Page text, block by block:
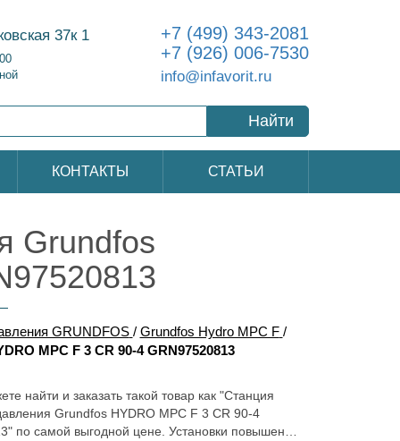
37к 1
+7 (499) 343-2081
+7 (926) 006-7530
info@infavorit.ru
Найти
КОНТАКТЫ СТАТЬИ
Grundfos
GRUNDFOS / Grundfos Hydro MPC F /
MPC F 3 CR 90-4 GRN97520813
найти и заказать такой товар как "Станция
Grundfos HYDRO MPC F 3 CR 90-4
по самой выгодной цене. Установки повышения